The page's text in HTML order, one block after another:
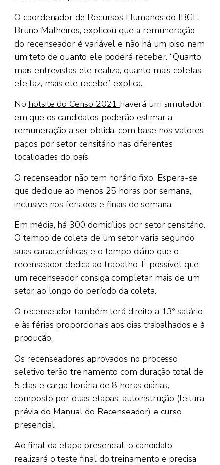
O coordenador de Recursos Humanos do IBGE,
Bruno Malheiros, explicou que a remuneração
do recenseador é variável e não há um piso nem
um teto de quanto ele poderá receber. “Quanto
mais entrevistas ele realiza, quanto mais coletas
ele faz, mais ele recebe”, explica.
No hotsite do Censo 2021 haverá um simulador
em que os candidatos poderão estimar a
remuneração a ser obtida, com base nos valores
pagos por setor censitário nas diferentes
localidades do país.
O recenseador não tem horário fixo. Espera-se
que dedique ao menos 25 horas por semana,
inclusive nos feriados e finais de semana.
Em média, há 300 domicílios por setor censitário.
O tempo de coleta de um setor varia segundo
suas características e o tempo diário que o
recenseador dedica ao trabalho. É possível que
um recenseador consiga completar mais de um
setor ao longo do período da coleta.
O recenseador também terá direito a 13º salário
e às férias proporcionais aos dias trabalhados e à
produção.
Os recenseadores aprovados no processo
seletivo terão treinamento com duração total de
5 dias e carga horária de 8 horas diárias,
composto por duas etapas: autoinstrução (leitura
prévia do Manual do Recenseador) e curso
presencial.
Ao final da etapa presencial, o candidato
realizará o teste final do treinamento e precisa